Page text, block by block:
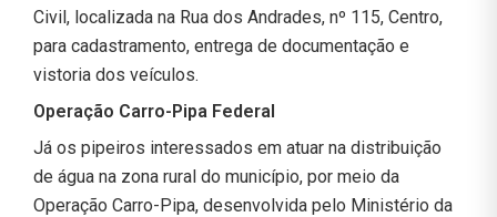
Civil, localizada na Rua dos Andrades, nº 115, Centro,
para cadastramento, entrega de documentação e
vistoria dos veículos.
Operação Carro-Pipa Federal
Já os pipeiros interessados em atuar na distribuição
de água na zona rural do município, por meio da
Operação Carro-Pipa, desenvolvida pelo Ministério da